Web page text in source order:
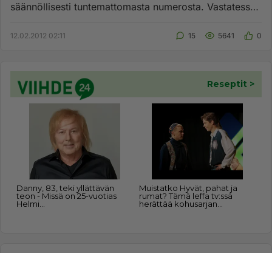
säännöllisesti tuntemattomasta numerosta. Vastatessa
12.02.2012 02:11 15 5641 0